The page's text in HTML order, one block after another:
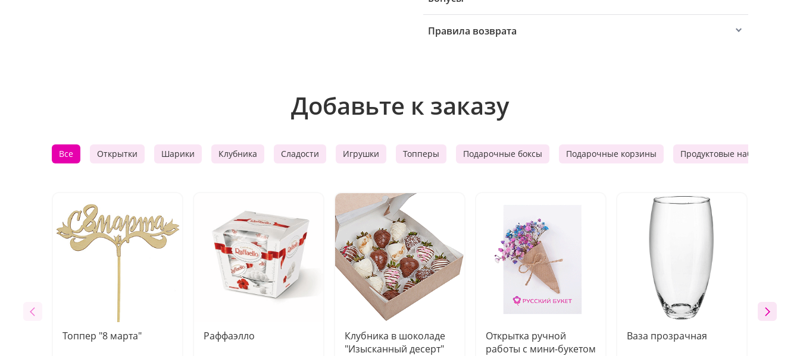
Правила возврата
Добавьте к заказу
Все Открытки Шарики Клубника Сладости Игрушки Топперы Подарочные боксы Подарочные корзины Продуктовые наборы
Топпер "8 марта" Раффаэлло
Клубника в шоколаде
"Изысканный десерт"
Открытка ручной
работы с мини-букетом
Ваза прозрачная